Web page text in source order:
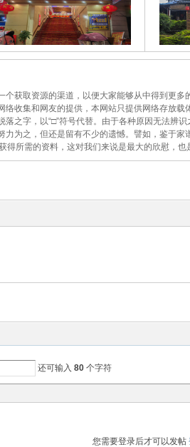
取资源的渠道，以便大家能够从中得到更多
集和网友的提供，本网站只提供网络存放载
字，以“□”符号代替。由于各种原因无法辨识之
之，但还是留有不少的遗憾。譬如，鉴于家
所需的资料，这对我们来说是最大的欣慰，也
还可输入 80 个字符
您需要登录后才可以发帖